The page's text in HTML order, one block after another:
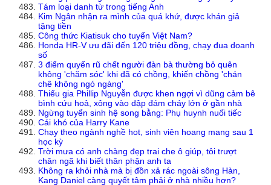
Tám loại danh từ trong tiếng Anh
Kim Ngân nhận ra mình của quá khứ, được khán giả
tặng tiền
Công thức Kiatisuk cho tuyển Việt Nam?
Honda HR-V ưu đãi đến 120 triệu đồng, chạy đua doanh
số
3 điểm quyến rũ chết người đàn bà thường bỏ quên
không 'chăm sóc' khi đã có chồng, khiến chồng 'chán
chê không ngó ngàng'
Thiếu gia Phillip Nguyễn được khen ngợi vì dũng cảm bê
bình cứu hoả, xông vào dập đám cháy lớn ở gần nhà
Ngừng tuyển sinh hệ song bằng: Phụ huynh nuối tiếc
Cái khó của Harry Kane
Chạy theo ngành nghề hot, sinh viên hoang mang sau 1
học kỳ
Trời mưa có anh chàng đẹp trai che ô giúp, tôi trượt
chân ngã khi biết thân phận anh ta
Không ra khỏi nhà mà bị đồn xả rác ngoài sông Hàn,
Kang Daniel càng quyết tâm phải ở nhà nhiều hơn?